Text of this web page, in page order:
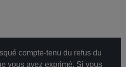
compte-tenu du refus du
vous avez exprimé. Si vous